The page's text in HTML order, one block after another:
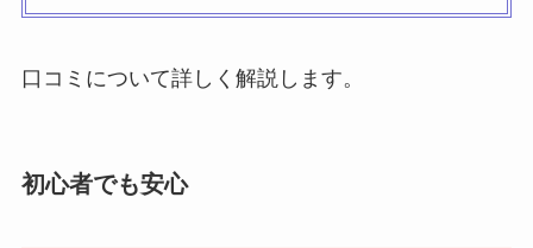
口コミについて詳しく解説します。
初心者でも安心